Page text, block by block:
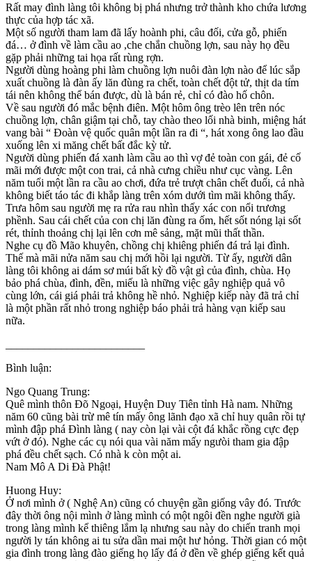
Rất may đình làng tôi không bị phá nhưng trở thành kho chứa lương
thực của hợp tác xã.
Một số người tham lam đã lấy hoành phi, câu đối, cửa gỗ, phiến
đá… ở đình về làm cầu ao ,che chắn chuồng lợn, sau này họ đều
gặp phải những tai họa rất rùng rợn.
Người dùng hoàng phi làm chuồng lợn nuôi đàn lợn nào để lúc sắp
xuất chuồng là đàn ấy lăn đùng ra chết, toàn chết đột tử, thịt da tím
tái nên không thể bán được, dù là bán rẻ, chỉ có đào hố chôn.
Về sau người đó mắc bệnh điên. Một hôm ông trèo lên trên nóc
chuồng lợn, chân giậm tại chỗ, tay chào theo lối nhà binh, miệng hát
vang bài “ Đoàn vệ quốc quân một lần ra đi “, hát xong ông lao đầu
xuống lên xi măng chết bất đắc kỳ tử.
Người dùng phiến đá xanh làm cầu ao thì vợ đẻ toàn con gái, đẻ cố
mãi mới được một con trai, cả nhà cưng chiều như cục vàng. Lên
năm tuổi một lần ra cầu ao chơi, đứa trẻ trượt chân chết đuối, cả nhà
không biết táo tác đi khắp làng trên xóm dưới tìm mãi không thấy.
Trưa hôm sau người mẹ ra rửa rau nhìn thấy xác con nổi trương
phềnh. Sau cái chết của con chị lăn đùng ra ốm, hết sốt nóng lại sốt
rét, thỉnh thoảng chị lại lên cơn mê sảng, mặt mũi thất thần.
Nghe cụ đồ Mão khuyên, chồng chị khiêng phiến đá trả lại đình.
Thế mà mãi nửa năm sau chị mới hồi lại người. Từ ấy, người dân
làng tôi không ai dám sơ múi bất kỳ đồ vật gì của đình, chùa. Họ
bảo phá chùa, đình, đền, miếu là những việc gây nghiệp quả vô
cùng lớn, cái giá phải trả không hề nhỏ. Nghiệp kiếp này đã trả chỉ
là một phần rất nhỏ trong nghiệp báo phải trả hàng vạn kiếp sau
nữa.
Bình luận:
Ngo Quang Trung:
Quê mình thôn Đõ Ngoại, Huyện Duy Tiên tỉnh Hà nam. Những
năm 60 cũng bài trừ mê tín mấy ông lãnh đạo xã chỉ huy quân rồi tự
mình đập phá Đình làng ( nay còn lại vài cột đá khắc rồng cực đẹp
vứt ở đó). Nghe các cụ nói qua vài năm mấy ngưòi tham gia đập
phá đều chết sạch. Có nhà k còn một ai.
Nam Mô A Di Đà Phật!
Huong Huy:
Ở nơi mình ở ( Nghệ An) cũng có chuyện gần giống vây đó. Trước
đây thời ông nội mình ở làng mình có một ngôi đền nghe người già
trong làng mình kể thiêng lắm lạ nhưng sau này do chiến tranh mọi
người ly tán không ai tu sửa dần mai một hư hỏng. Thời gian có một
gia đình trong làng đào giếng họ lấy đá ở đền về ghép giếng kết quả